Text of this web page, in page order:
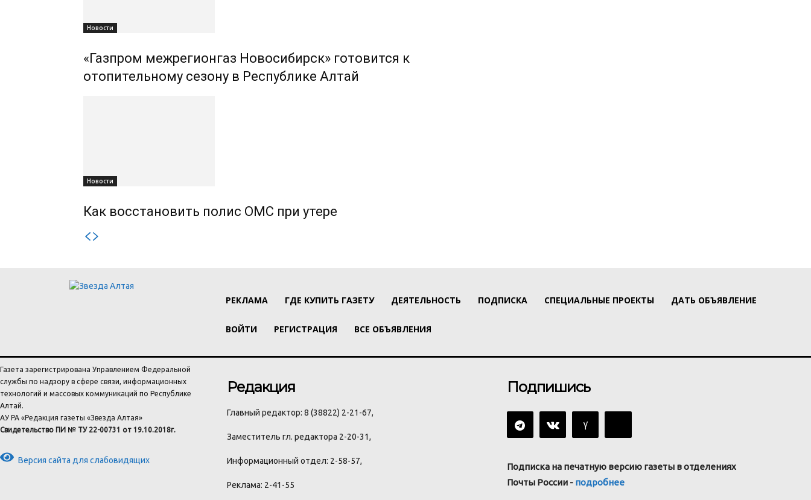
Новости
«Газпром межрегионгаз Новосибирск» готовится к
отопительному сезону в Республике Алтай
Новости
Как восстановить полис ОМС при утере
РЕКЛАМА ГДЕ КУПИТЬ ГАЗЕТУ ДЕЯТЕЛЬНОСТЬ ПОДПИСКА СПЕЦИАЛЬНЫЕ ПРОЕКТЫ ДАТЬ ОБЪЯВЛЕНИЕ
ВОЙТИ РЕГИСТРАЦИЯ ВСЕ ОБЪЯВЛЕНИЯ
Газета зарегистрирована Управлением Федеральной
службы по надзору в сфере связи, информационных
технологий и массовых коммуникаций по Республике
Алтай.
АУ РА «Редакция газеты «Звезда Алтая»
Свидетельство ПИ № ТУ 22-00731 от 19.10.2018г.
Версия сайта для слабовидящих
Редакция
Главный редактор: 8 (38822) 2-21-67,
Заместитель гл. редактора 2-20-31,
Информационный отдел: 2-58-57,
Реклама: 2-41-55
Подпишись
Подписка на печатную версию газеты в отделениях
Почты России - подробнее